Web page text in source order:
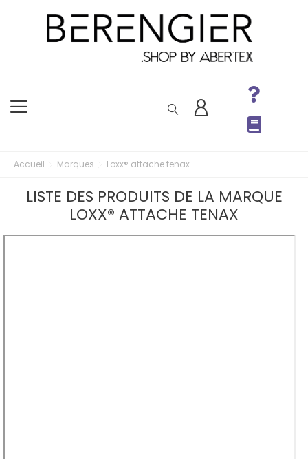
Accueil Marques Loxx® attache tenax
LISTE DES PRODUITS DE LA MARQUE
LOXX® ATTACHE TENAX